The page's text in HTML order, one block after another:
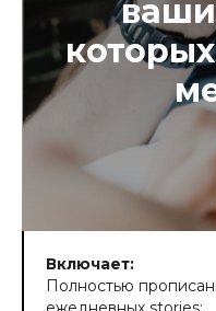
Включает:
Полностью